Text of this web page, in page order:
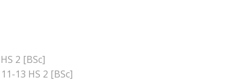
2 [BSc]
13 HS 2 [BSc]